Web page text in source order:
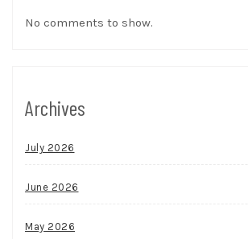
No comments to show.
Archives
July 2026
June 2026
May 2026